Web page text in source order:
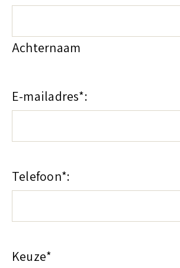
Achternaam
E-mailadres*
Telefoon*
Keuze*